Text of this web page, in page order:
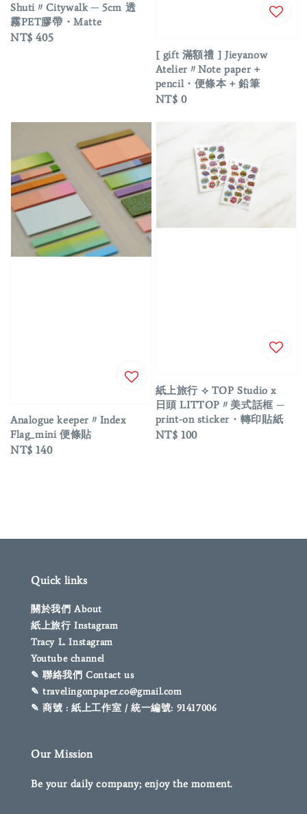
Shuti〃Citywalk ─ 5cm 透
霧PET膠帶・Matte
Regular
NT$ 405
[ gift 滿額禮 ] Jieyanow
Atelier〃Note paper +
pencil・便條本 + 鉛筆
Regular
NT$ 0
Analogue keeper〃Index
Flag_mini 便條貼
Regular
NT$ 140
紙上旅行 ⟡ TOP Studio x
日頭 LITTOP〃美式話框 ─
print-on sticker・轉印貼紙
Regular
NT$ 100
Quick links
關於我們 About
紙上旅行 Instagram
Tracy L. Instagram
Youtube channel
✎ 聯絡我們 Contact us
✎ travelingonpaper.co@gmail.com
✎ 商號 : 紙上工作室 / 統一編號: 91417006
Our Mission
Be your daily company; enjoy the moment.